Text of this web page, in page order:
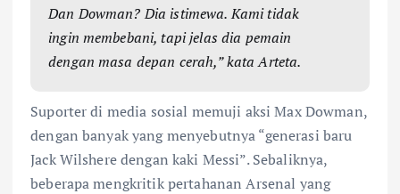
Dan Dowman? Dia istimewa. Kami tidak
ingin membebani, tapi jelas dia pemain
dengan masa depan cerah,” kata Arteta.
Suporter di media sosial memuji aksi Max Dowman,
dengan banyak yang menyebutnya “generasi baru
Jack Wilshere dengan kaki Messi”. Sebaliknya,
beberapa mengkritik pertahanan Arsenal yang